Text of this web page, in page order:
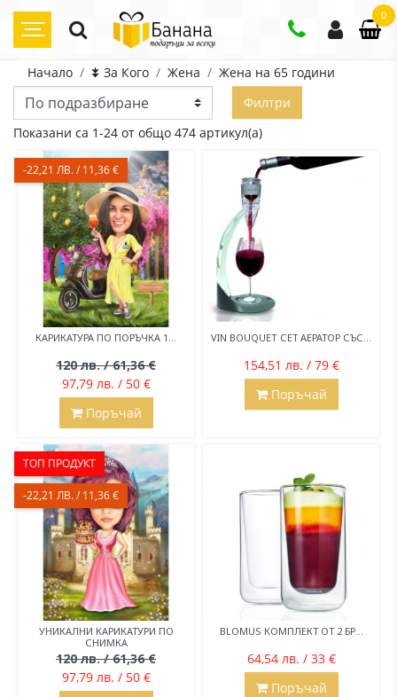
0
Начало ⯯ За Кого Жена
Жена на 65 години
Филтри
Показани са 1-24 от общо 474 артикул(а)
КАРИКАТУРА ПО ПОРЪЧКА 1...
120 лв. / 61,36 €
97,79 лв. / 50 €
-22,21 ЛВ. / 11,36 €
Поръчай
VIN BOUQUET СЕТ АЕРАТОР СЪС...
154,51 лв. / 79 €
Поръчай
УНИКАЛНИ КАРИКАТУРИ ПО
СНИМКА
120 лв. / 61,36 €
97,79 лв. / 50 €
ТОП ПРОДУКТ
-22,21 ЛВ. / 11,36 €
BLOMUS КОМПЛЕКТ ОТ 2 БР...
64,54 лв. / 33 €
Поръчай